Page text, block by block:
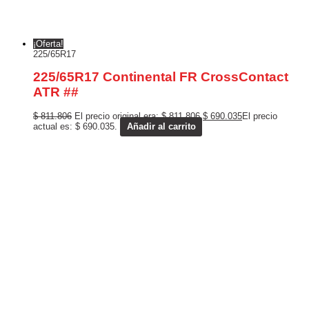
¡Oferta!
225/65R17
225/65R17 Continental FR CrossContact
ATR ##
$811.806 El precio original era: $ 811.806.$ 690.035El precio
actual es: $ 690.035.
Añadir al carrito